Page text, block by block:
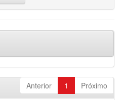
Anterior 1 Próximo